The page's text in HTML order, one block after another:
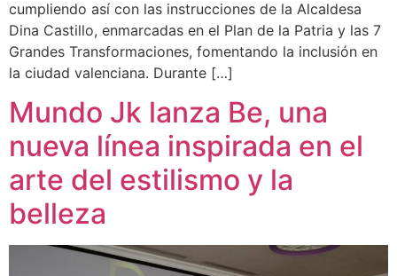
cumpliendo así con las instrucciones de la Alcaldesa
Dina Castillo, enmarcadas en el Plan de la Patria y las 7
Grandes Transformaciones, fomentando la inclusión en
la ciudad valenciana. Durante […]
Mundo Jk lanza Be, una
nueva línea inspirada en el
arte del estilismo y la
belleza